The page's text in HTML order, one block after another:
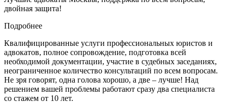
двойная защита!
Подробнее
Квалифицированные услуги профессиональных юристов и
адвокатов, полное сопровождение, подготовка всей
необходимой документации, участие в судебных заседаниях,
неограниченное количество консультаций по всем вопросам.
Не зря говорят, одна голова хорошо, а две – лучше! Над
решением вашей проблемы работают сразу два специалиста
со стажем от 10 лет.